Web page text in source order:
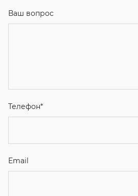
Ваш вопрос